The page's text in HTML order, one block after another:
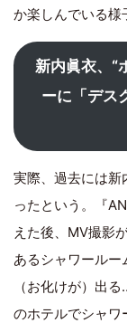
か楽しんでいる様
新内眞衣、“
ーに「デス
実際、過去には新
ったという。『
えた後、MV撮影
あるシャワール
（お化けが）出
のホテルでシャワ